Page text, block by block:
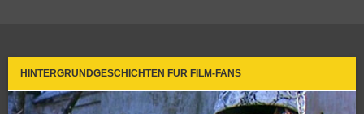
HINTERGRUNDGESCHICHTEN FÜR FILM-FANS